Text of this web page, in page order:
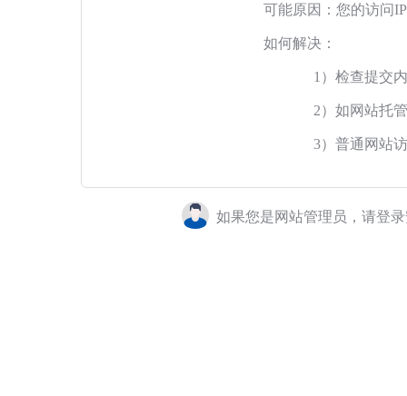
可能原因：您的访问
如何解决：
1）检查提交
2）如网站托
3）普通网站
如果您是网站管理员，请登